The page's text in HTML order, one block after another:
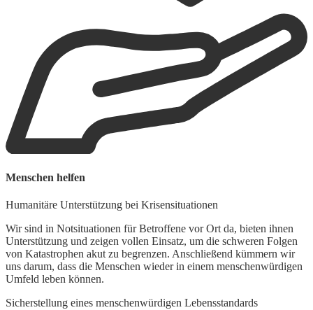
Menschen helfen
Humanitäre Unterstützung bei Krisensituationen
Wir sind in Notsituationen für Betroffene vor Ort da, bieten ihnen
Unterstützung und zeigen vollen Einsatz, um die schweren Folgen
von Katastrophen akut zu begrenzen. Anschließend kümmern wir
uns darum, dass die Menschen wieder in einem menschenwürdigen
Umfeld leben können.
Sicherstellung eines menschenwürdigen Lebensstandards